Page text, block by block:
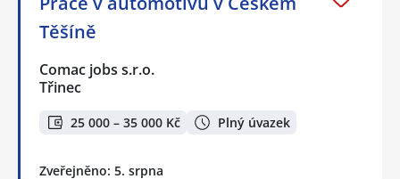
Těšíně
Comac jobs s.r.o.
Třinec
25 000 – 35 000 Kč Plný úvazek
Zveřejněno: 5. srpna